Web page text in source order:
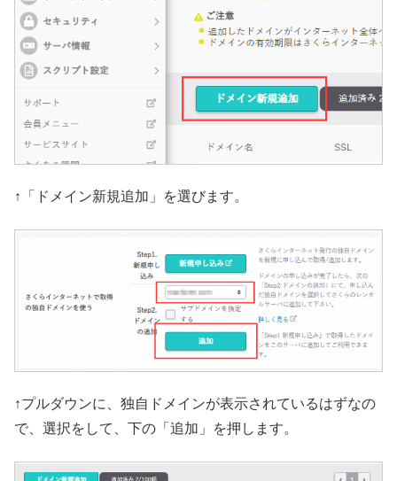
↑「ドメイン新規追加」を選びます。
↑プルダウンに、独自ドメインが表示されているはずなの
で、選択をして、下の「追加」を押します。